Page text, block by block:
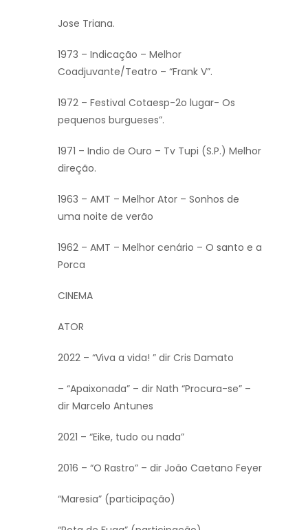
Jose Triana.
1973 – Indicação – Melhor
Coadjuvante/Teatro – “Frank V”.
1972 – Festival Cotaesp-2o lugar- Os
pequenos burgueses”.
1971 – Indio de Ouro – Tv Tupi (S.P.) Melhor
direção.
1963 – AMT – Melhor Ator – Sonhos de
uma noite de verão
1962 – AMT – Melhor cenário – O santo e a
Porca
CINEMA
ATOR
2022 – “Viva a vida! ” dir Cris Damato
– “Apaixonada” – dir Nath “Procura-se” –
dir Marcelo Antunes
2021 – “Eike, tudo ou nada”
2016 – “O Rastro” – dir João Caetano Feyer
“Maresia” (participação)